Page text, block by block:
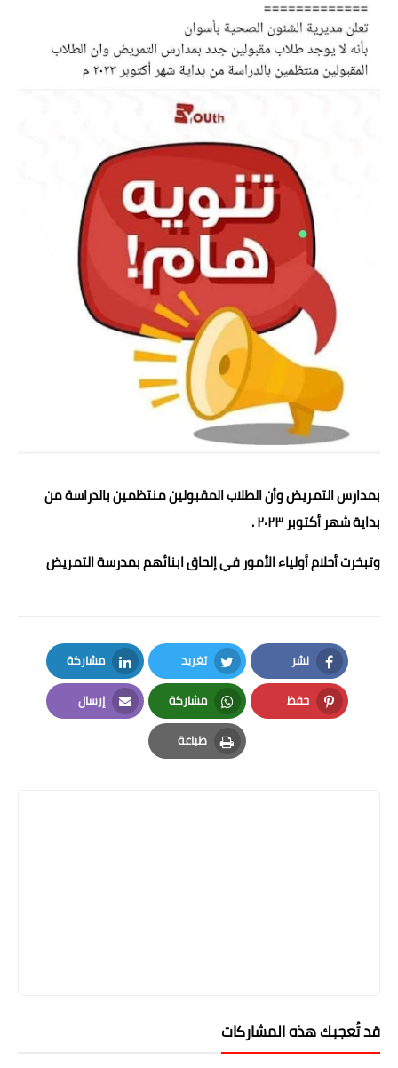
بمدارس التمريض وأن الطلاب المقبولين منتظمين بالدراسة من
بداية شهر أكتوبر ٢٠٢٣ .
وتبخرت أحلام أولياء الأمور في إلحاق ابنائهم بمدرسة التمريض
نشر
Facebook
تغريد
Twitter
مشاركة
LinkedIn
حفظ
Pinterest
مشاركة
Whatsapp
إرسال
Email
طباعة
Print
قد تُعجبك هذه المشاركات